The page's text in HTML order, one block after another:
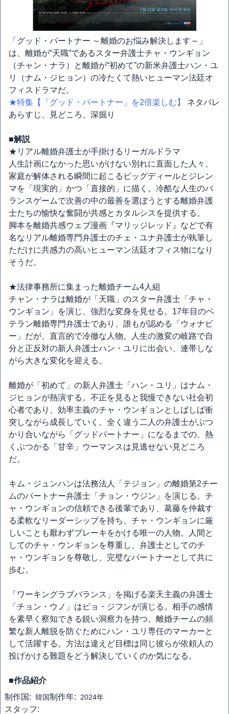
「グッド・パートナー ～離婚のお悩み解決します～」
は、離婚が“天職”であるスター弁護士チャ・ウンギョン
（チャン・ナラ）と離婚が“初めて”の新米弁護士ハン・ユ
リ（ナム・ジヒョン）の冷たくて熱いヒューマン法廷オ
フィスドラマだ。
★特集【「グッド・パートナー」を2倍楽しむ】
ネタバレ
あらすじ、見どころ、深掘り
■解説
★リアル離婚弁護士が手掛けるリーガルドラマ
人生計画になかった思いがけない別れに直面した人々、
家庭が解体される瞬間に起こるビッグディールとジレン
マを「現実的」かつ「直接的」に描く。冷酷な人生のバ
ランスゲームで次善の中の最善を選ぼうとする離婚弁護
士たちの愉快な奮闘が共感とカタルシスを提供する。
脚本を離婚共感ウェブ漫画『マリッジレッド』などで有
名なリアル離婚専門弁護士のチェ・ユナ弁護士が執筆し
ただけに共感力の高いヒューマン法廷オフィス物になり
そうだ。
★法律事務所に集まった離婚チーム4人組
チャン・ナラは離婚が「天職」のスター弁護士「チャ・
ウンギョン」を演じ、強烈な変身を見せる。17年目のベ
テラン離婚専門弁護士であり、誰もが認める「ウォナビ
ー」だが、直言的で冷徹な人物。人生の激変の岐路で自
分と正反対の新人弁護士ハン・ユリに出会い、連帯しな
がら大きな変化を迎える。
離婚が「初めて」の新人弁護士「ハン・ユリ」はナム・
ジヒョンが熱演する。不正を見ると我慢できない社会初
心者であり、効率主義のチャ・ウンギョンとしばしば衝
突しながら成長していく。全く違う二人の弁護士がぶつ
かり合いながら「グッドパートナー」になるまでの、熱
くぶつかる「甘辛」ウーマンスは見逃せない見どころ
だ。
キム・ジュンハンは法務法人「テジョン」の離婚第2チー
ムのパートナー弁護士「チョン・ウジン」を演じる。チ
ャ・ウンギョンの信頼できる後輩であり、葛藤を仲裁す
る柔軟なリーダーシップを持ち、チャ・ウンギョンに厳
しいことも厭わずブレーキをかける唯一の人物。人間と
してのチャ・ウンギョンを尊重し、弁護士としてのチ
ャ・ウンギョンを尊敬し、完璧なパートナーとして共に
歩む。
「ワーキングラブバランス」を掲げる楽天主義の弁護士
「チョン・ウノ」はピョ・ジフンが演じる。相手の感情
を素早く察知できる鋭い洞察力を持つ。離婚チームの頻
繁な新人離脱を防ぐためにハン・ユリ専任のマーカーと
して活躍する。方法は違えど目標は同じ彼らが依頼人の
投げかける難題をどう解決していくのか気になる。
■作品紹介
制作国: 韓国制作年: 2024年
スタッフ: